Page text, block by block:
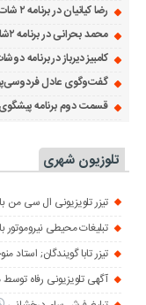
رضا کیانیان در برنامه ۲ شات
محمد بحرانی در برنامه ۲شات/ ۲شات فصل ۱ قسمت ۲
کامبیز دیرباز در برنامه دوشات / ۲ شات فصل ۱
گفت‌وگوی عادل
قسمت دوم برنامه
تلوزیون شهری
تیزر تلویزیونی ال سی من
تبلیغات محیطی
تیزر تابا گویندگان; استاد
آگهی تلویزیونی رفاه